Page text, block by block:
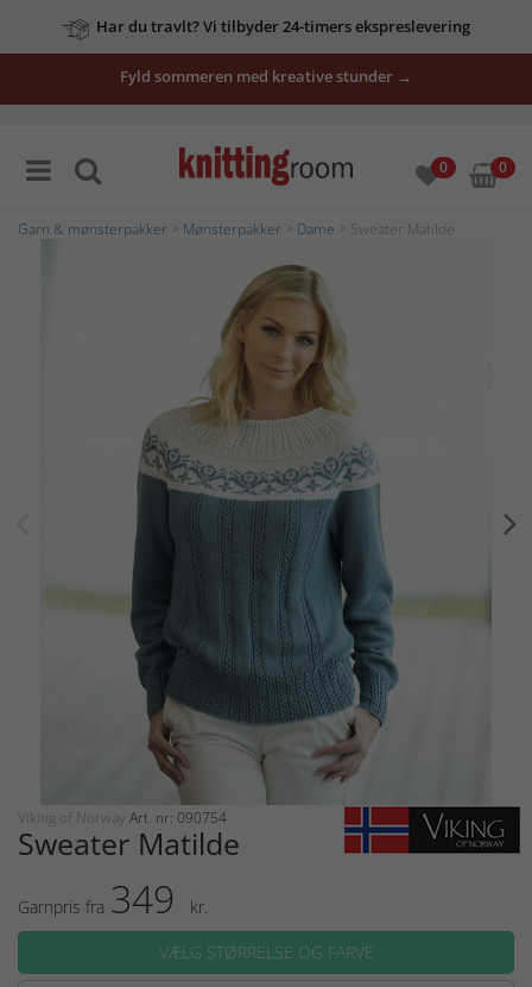
Har du travlt? Vi tilbyder 24-timers ekspreslevering
Fyld sommeren med kreative stunder →
0 0
Garn & mønsterpakker Mønsterpakker Dame > Sweater Matilde
Viking of Norway Art. nr: 090754
Sweater Matilde
Garnpris fra 349
kr.
VÆLG STØRRELSE OG FARVE